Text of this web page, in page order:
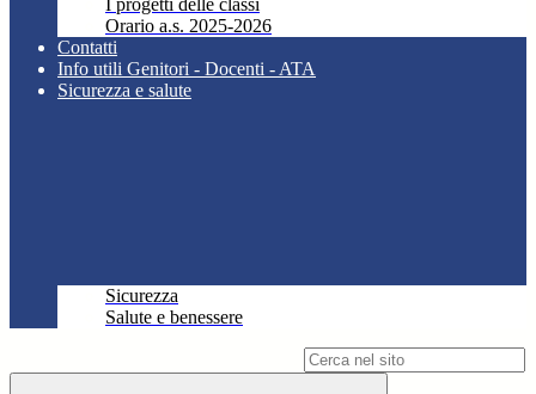
I progetti delle classi
Orario a.s. 2025-2026
Contatti
Info utili Genitori - Docenti - ATA
Sicurezza e salute
Sicurezza
Salute e benessere